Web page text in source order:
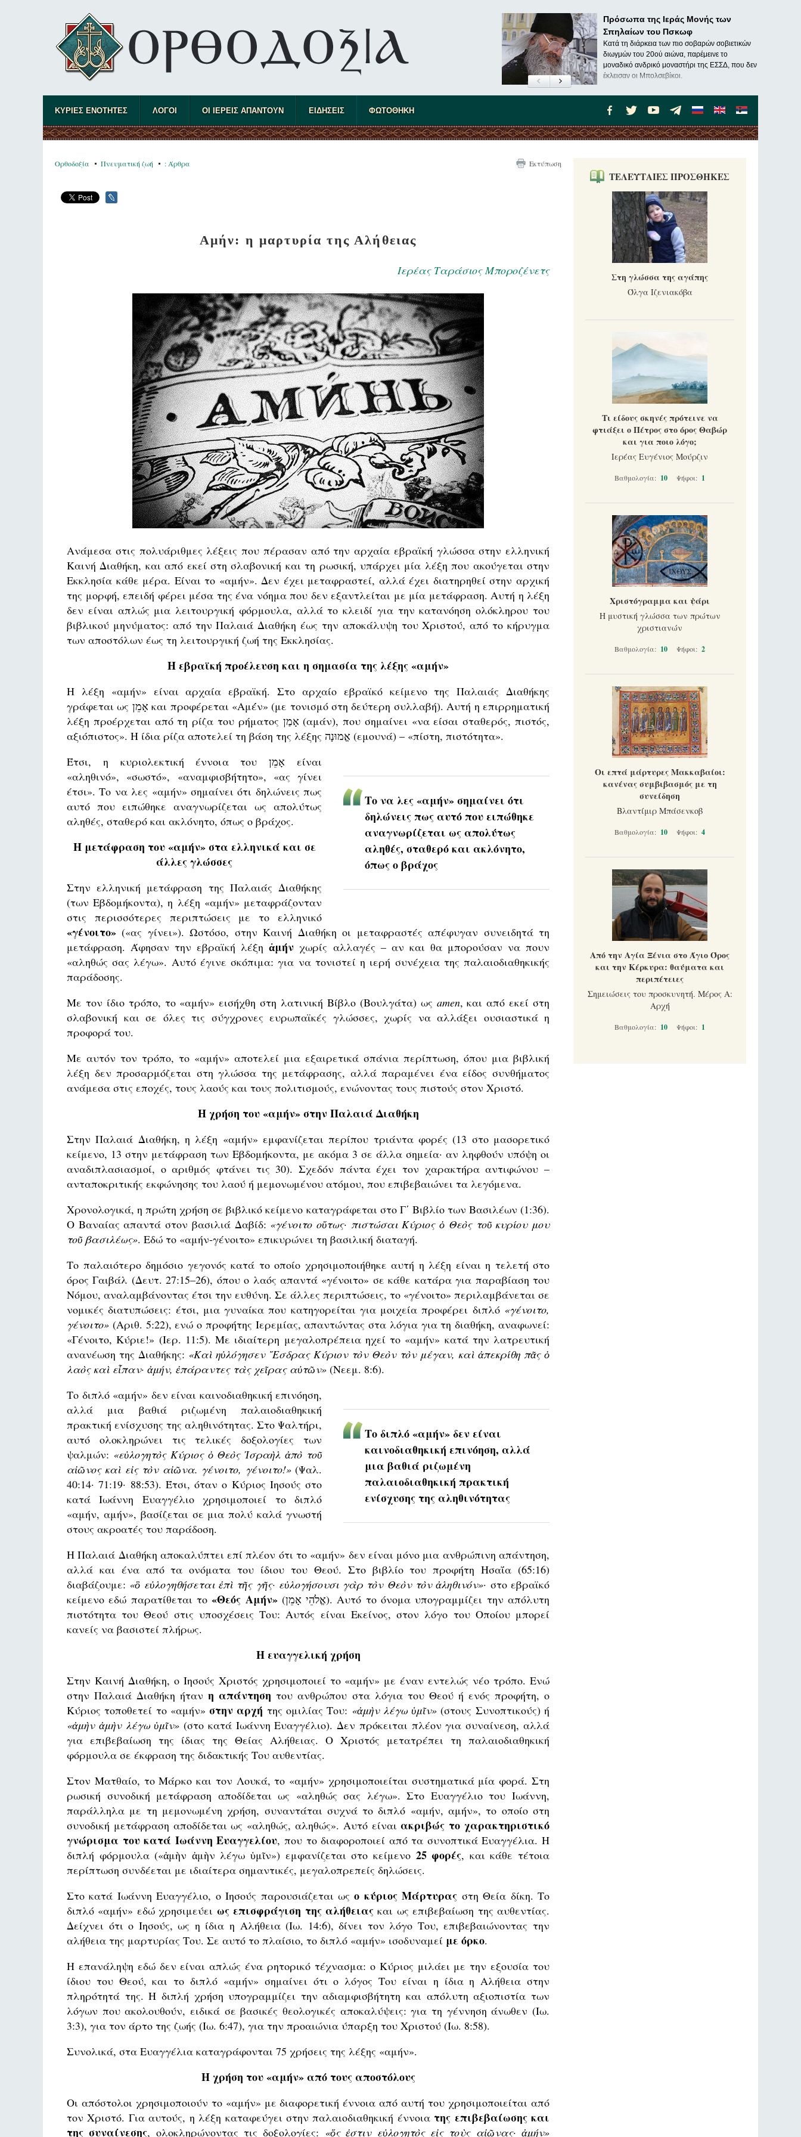
Πρόσωπα της Ιεράς Μονής των
Σπηλαίων του Πσκωφ
Κατά τη διάρκεια των πιο σοβαρών σοβιετικών
διωγμών του 20ού αιώνα, παρέμεινε το
μοναδικό ανδρικό μοναστήρι της ΕΣΣΔ, που δεν
έκλεισαν οι Μπολσεβίκοι.
ΚΥΡΙΕΣ ΕΝΟΤΗΤΕΣ ΛΟΓΟΙ ΟΙ ΙΕΡΕΙΣ ΑΠΑΝΤΟΥΝ ΕΙΔΗΣΕΙΣ ΦΩΤΟΘΗΚΗ
Ορθοδοξία Πνευματική ζωή : Άρθρα Εκτύπωση
Αμήν: η μαρτυρία της Αλήθειας
Ιερέας Ταράσιος Μποροζένετς
Ανάμεσα στις πολυάριθμες λέξεις που πέρασαν από την αρχαία εβραϊκή γλώσσα στην ελληνική
Καινή Διαθήκη, και από εκεί στη σλαβονική και τη ρωσική, υπάρχει μία λέξη που ακούγεται στην
Εκκλησία κάθε μέρα. Είναι το «αμήν». Δεν έχει μεταφραστεί, αλλά έχει διατηρηθεί στην αρχική
της μορφή, επειδή φέρει μέσα της ένα νόημα που δεν εξαντλείται με μία μετάφραση. Αυτή η λέξη
δεν είναι απλώς μια λειτουργική φόρμουλα, αλλά το κλειδί για την κατανόηση ολόκληρου του
βιβλικού μηνύματος: από την Παλαιά Διαθήκη έως την αποκάλυψη του Χριστού, από το κήρυγμα
των αποστόλων έως τη λειτουργική ζωή της Εκκλησίας.
Η εβραϊκή προέλευση και η σημασία της λέξης«αμήν»
Η λέξη «αμήν» είναι αρχαία εβραϊκή. Στο αρχαίο εβραϊκό κείμενο της Παλαιάς Διαθήκης
γράφεται ως אָמֵן και προφέρεται «Αμέ́ν» (με τονισμό στη δεύτερη συλλαβή). Αυτή η επιρρηματική
λέξη προέρχεται από τη ρίζα του ρήματος אָמַן (αμάν), που σημαίνει «να είσαι σταθερός, πιστός,
αξιόπιστος». Η ίδια ρίζα αποτελεί τη βάση της λέξης אֱמוּנָה (εμουνά) – «πίστη, πιστότητα».
Το να λες «αμήν» σημαίνει ότι
δηλώνεις πως αυτό που ειπώθηκε
αναγνωρίζεται ως απολύτως
αληθές, σταθερό και ακλόνητο,
όπως ο βράχος
Έτσι, η κυριολεκτική έννοια του אָמֵן είναι
«αληθινό», «σωστό», «αναμφισβήτητο», «ας γίνει
έτσι». Το να λες «αμήν» σημαίνει ότι δηλώνεις πως
αυτό που ειπώθηκε αναγνωρίζεται ως απολύτως
αληθές, σταθερό και ακλόνητο, όπως ο βράχος.
Η μετάφραση του «αμήν» στα ελληνικά και σε
άλλες γλώσσες
Στην ελληνική μετάφραση της Παλαιάς Διαθήκης
(των Εβδομήκοντα), η λέξη «αμήν» μεταφράζονταν
στις περισσότερες περιπτώσεις με το ελληνικό
«γένοιτο» («ας γίνει»). Ωστόσο, στην Καινή Διαθήκη οι μεταφραστές απέφυγαν συνειδητά τη
μετάφραση. Άφησαν την εβραϊκή λέξηἀμήν χωρίς αλλαγές – αν και θα μπορούσαν να πουν
«αληθώς σας λέγω». Αυτό έγινε σκόπιμα: για να τονιστεί η ιερή συνέχεια της παλαιοδιαθηκικής
παράδοσης.
Με τον ίδιο τρόπο, το «αμήν» εισήχθη στη λατινική Βίβλο (Βουλγάτα) ως amen, και από εκεί στη
σλαβονική και σε όλες τις σύγχρονες ευρωπαϊκές γλώσσες, χωρίς να αλλάξει ουσιαστικά η
προφορά του.
Με αυτόν τον τρόπο, το «αμήν» αποτελεί μια εξαιρετικά σπάνια περίπτωση, όπου μια βιβλική
λέξη δεν προσαρμόζεται στη γλώσσα της μετάφρασης, αλλά παραμένει ένα είδος συνθήματος
ανάμεσα στις εποχές, τους λαούς και τους πολιτισμούς, ενώνοντας τους πιστούς στον Χριστό.
Η χρήση του «αμήν» στην Παλαιά Διαθήκη
Στην Παλαιά Διαθήκη, η λέξη «αμήν» εμφανίζεται περίπου τριάντα φορές (13 στο μασορετικό
κείμενο, 13 στην μετάφραση των Εβδομήκοντα, με ακόμα 3 σε άλλα σημεία· αν ληφθούν υπόψη οι
αναδιπλασιασμοί, ο αριθμός φτάνει τις 30). Σχεδόν πάντα έχει τον χαρακτήρα αντιφώνου –
ανταποκριτικής εκφώνησης του λαού ή μεμονωμένου ατόμου, που επιβεβαιώνει τα λεγόμενα.
Χρονολογικά, η πρώτη χρήση σε βιβλικό κείμενο καταγράφεται στο Γ΄ Βιβλίο των Βασιλέων (1:36).
Ο Βαναίας απαντά στον βασιλιά Δαβίδ: «γένοιτο οὕτως· πιστώσαι Κύριος ὁ Θεὸς τοῦ κυρίου μου
τοῦ βασιλέως». Εδώ το «αμήν-γένοιτο» επικυρώνει τη βασιλική διαταγή.
Το παλαιότερο δημόσιο γεγονός κατά το οποίο χρησιμοποιήθηκε αυτή η λέξη είναι η τελετή στο
όρος Γαιβάλ (Δευτ. 27:15–26), όπου ο λαός απαντά «γένοιτο» σε κάθε κατάρα για παραβίαση του
Νόμου, αναλαμβάνοντας έτσι την ευθύνη. Σε άλλες περιπτώσεις, το «γένοιτο» περιλαμβάνεται σε
νομικές διατυπώσεις: έτσι, μια γυναίκα που κατηγορείται για μοιχεία προφέρει διπλό «γένοιτο,
γένοιτο» (Αριθ. 5:22), ενώ ο προφήτης Ιερεμίας, απαντώντας στα λόγια για τη διαθήκη, αναφωνεί:
«Γένοιτο, Κύριε!» (Ιερ. 11:5). Με ιδιαίτερη μεγαλοπρέπεια ηχεί το «αμήν» κατά την λατρευτική
ανανέωση της Διαθήκης: «Καὶ ηὐλόγησεν ῎Εσδρας Κύριον τὸν Θεὸν τὸν μέγαν, καὶ ἀπεκρίθη πᾶς ὁ
λαὸς καὶ εἶπαν· ἀμήν, ἐπάραντες τὰς χεῖρας αὐτῶν» (Νεεμ. 8:6).
Το διπλό «αμήν» δεν είναι
καινοδιαθηκική επινόηση, αλλά
μια βαθιά ριζωμένη
παλαιοδιαθηκική πρακτική
ενίσχυσης της αληθινότητας
Το διπλό «αμήν» δεν είναι καινοδιαθηκική επινόηση,
αλλά μια βαθιά ριζωμένη παλαιοδιαθηκική
πρακτική ενίσχυσης της αληθινότητας. Στο Ψαλτήρι,
αυτό ολοκληρώνει τις τελικές δοξολογίες των
ψαλμών: «εὐλογητὸς Κύριος ὁ Θεὸς Ἰσραὴλ ἀπὸ τοῦ
αἰῶνος καὶ εἰς τὸν αἰῶνα. γένοιτο, γένοιτο!»(Ψαλ.
40:14· 71:19· 88:53). Έτσι, όταν ο Κύριος Ιησούς στο
κατά Ιωάννη Ευαγγέλιο χρησιμοποιεί το διπλό
«αμήν, αμήν», βασίζεται σε μια πολύ καλά γνωστή
στους ακροατές του παράδοση.
Η Παλαιά Διαθήκη αποκαλύπτει επί πλέον ότι το «αμήν» δεν είναι μόνο μια ανθρώπινη απάντηση,
αλλά και ένα από τα ονόματα του ίδιου του Θεού. Στο βιβλίο του προφήτη Ησαΐα (65:16)
διαβάζουμε: «ὃ εὐλογηθήσεται ἐπὶ τῆς γῆς· εὐλογήσουσι γὰρ τὸν Θεὸν τὸν ἀληθινόν»· στο εβραϊκό
κείμενο εδώ παρατίθεται το«Θεός Αμήν»(אֱלֹהֵי אָמֵן). Αυτό το όνομα υπογραμμίζει την απόλυτη
πιστότητα του Θεού στις υποσχέσεις Του: Αυτός είναι Εκείνος, στον λόγο του Οποίου μπορεί
κανείς να βασιστεί πλήρως.
Η ευαγγελική χρήση
Στην Καινή Διαθήκη, ο Ιησούς Χριστός χρησιμοποιεί το «αμήν» με έναν εντελώς νέο τρόπο. Ενώ
στην Παλαιά Διαθήκη ήτανη απάντηση του ανθρώπου στα λόγια του Θεού ή ενός προφήτη, ο
Κύριος τοποθετεί το «αμήν»στην αρχή της ομιλίας Του: «ἀμὴν λέγω ὑμῖν» (στους Συνοπτικούς) ή
«ἀμὴν ἀμὴν λέγω ὑμῖν» (στο κατά Ιωάννη Ευαγγέλιο). Δεν πρόκειται πλέον για συναίνεση, αλλά
για επιβεβαίωση της ίδιας της Θείας Αλήθειας. Ο Χριστός μετατρέπει τη παλαιοδιαθηκική
φόρμουλα σε έκφραση της διδακτικής Του αυθεντίας.
Στον Ματθαίο, το Μάρκο και τον Λουκά, το «αμήν» χρησιμοποιείται συστηματικά μία φορά. Στη
ρωσική συνοδική μετάφραση αποδίδεται ως «αληθώς σας λέγω». Στο Ευαγγέλιο του Ιωάννη,
παράλληλα με τη μεμονωμένη χρήση, συναντάται συχνά το διπλό «αμήν, αμήν», το οποίο στη
συνοδική μετάφραση αποδίδεται ως «αληθώς, αληθώς». Αυτό είναιακριβώς το χαρακτηριστικό
γνώρισμα του κατά Ιωάννη Ευαγγελίου, που το διαφοροποιεί από τα συνοπτικά Ευαγγέλια. Η
διπλή φόρμουλα («ἀμὴν ἀμὴν λέγω ὑμῖν») εμφανίζεται στο κείμενο 25 φορές, και κάθε τέτοια
περίπτωση συνδέεται με ιδιαίτερα σημαντικές, μεγαλοπρεπείς δηλώσεις.
Στο κατά Ιωάννη Ευαγγέλιο, ο Ιησούς παρουσιάζεται ωςο κύριος Μάρτυρας στη Θεία δίκη. Το
διπλό «αμήν» εδώ χρησιμεύει ως επισφράγιση της αλήθειαςκαι ως επιβεβαίωση της αυθεντίας.
Δείχνει ότι ο Ιησούς, ως η ίδια η Αλήθεια (Ιω. 14:6), δίνει τον λόγο Του, επιβεβαιώνοντας την
αλήθεια της μαρτυρίας Του. Σε αυτό το πλαίσιο, το διπλό «αμήν» ισοδυναμεί με όρκο.
Η επανάληψη εδώ δεν είναι απλώς ένα ρητορικό τέχνασμα: ο Κύριος μιλάει με την εξουσία του
ίδιου του Θεού, και το διπλό «αμήν» σημαίνει ότι ο λόγος Του είναι η ίδια η Αλήθεια στην
πληρότητά της. Η διπλή χρήση υπογραμμίζει την αδιαμφισβήτητη και απόλυτη αξιοπιστία των
λόγων που ακολουθούν, ειδικά σε βασικές θεολογικές αποκαλύψεις: για τη γέννηση άνωθεν (Ιω.
3:3), για τον άρτο της ζωής (Ιω. 6:47), για την προαιώνια ύπαρξη του Χριστού (Ιω. 8:58).
Συνολικά, στα Ευαγγέλια καταγράφονται 75 χρήσεις της λέξης «αμήν».
Η χρήση του «αμήν» από τους αποστόλους
Οι απόστολοι χρησιμοποιούν το «αμήν» με διαφορετική έννοια από αυτή του χρησιμοποιείται από
τον Χριστό. Για αυτούς, η λέξη καταφεύγει στην παλαιοδιαθηκική έννοιατης επιβεβαίωσης και
της συναίνεσης, ολοκληρώνοντας τις δοξολογίες: «ὅς ἐστιν εὐλογητὸς εἰς τοὺς αἰῶνας· ἀμήν»
ΤΕΛΕΥΤΑΙΕΣ ΠΡΟΣΘΗΚΕΣ
Στη γλώσσα της αγάπης
Όλγα Ιζενιακόβα
Τι είδους σκηνές πρότεινε να
φτιάξει ο Πέτρος στο όρος Θαβώρ
και για ποιο λόγο;
Ιερέας Ευγένιος Μούρζιν
Βαθμολογία: 10 Ψήφοι: 1
Χριστόγραμμα και ψάρι
Η μυστική γλώσσα των πρώτων
χριστιανών
Βαθμολογία: 10 Ψήφοι: 2
Οι επτά μάρτυρες Μακκαβαίοι:
κανένας συμβιβασμός με τη
συνείδηση
Βλαντίμιρ Μπάσενκοβ
Βαθμολογία: 10 Ψήφοι: 4
Από την Αγία Ξένια στο Άγιο Όρος
και την Κέρκυρα: θαύματα και
περιπέτειες
Σημειώσεις του προσκυνητή. Μέρος Α:
Αρχή
Βαθμολογία: 10 Ψήφοι: 1